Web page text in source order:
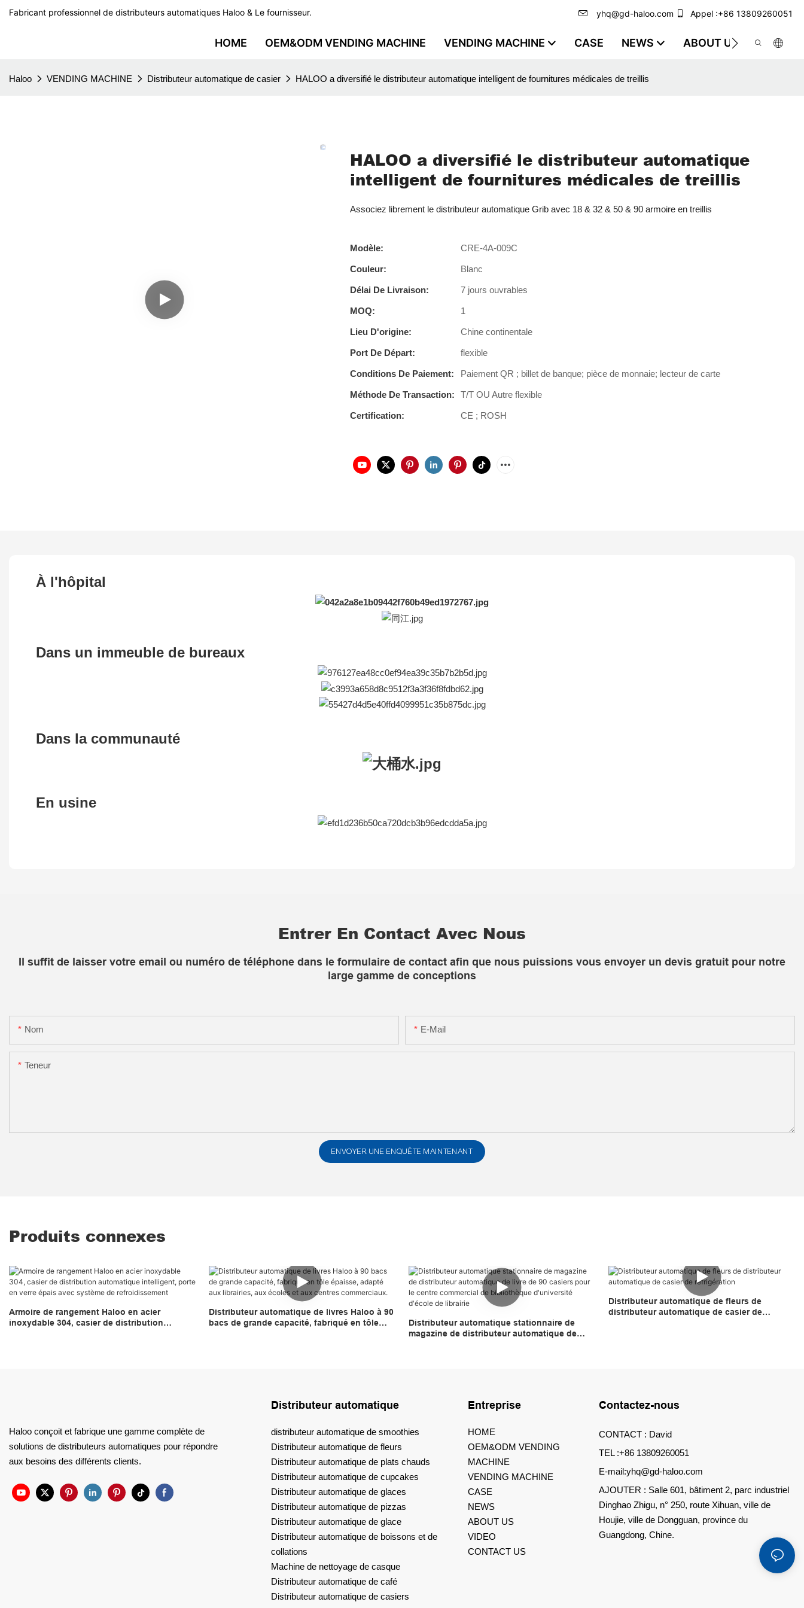
Fabricant professionnel de distributeurs automatiques Haloo & Le fournisseur. yhq@gd-haloo.com Appel :+86 13809260051
HOME OEM&ODM VENDING MACHINE VENDING MACHINE CASE NEWS ABOUT US VIDEO
Haloo VENDING MACHINE Distributeur automatique de casier HALOO a diversifié le distributeur automatique intelligent de fournitures médicales de treillis
HALOO a diversifié le distributeur automatique
intelligent de fournitures médicales de treillis
Associez librement le distributeur automatique Grib avec 18 & 32 & 50 & 90 armoire en treillis
Modèle: CRE-4A-009C
Couleur: Blanc
Délai De Livraison: 7 jours ouvrables
MOQ: 1
Lieu D'origine: Chine continentale
Port De Départ: flexible
Conditions De Paiement: Paiement QR ; billet de banque; pièce de monnaie; lecteur de carte
Méthode De Transaction: T/T OU Autre flexible
Certification: CE ; ROSH
À l'hôpital
Dans un immeuble de bureaux
Dans la communauté
En usine
Entrer En Contact Avec Nous
Il suffit de laisser votre email ou numéro de téléphone dans le formulaire de contact afin que nous puissions vous envoyer un devis gratuit pour notre
large gamme de conceptions
Nom E-Mail
Teneur
ENVOYER UNE ENQUÊTE MAINTENANT
Produits connexes
Armoire de rangement Haloo en acier
inoxydable 304, casier de distribution
Distributeur automatique de livres Haloo à 90
bacs de grande capacité, fabriqué en tôle
Distributeur automatique stationnaire de
magazine de distributeur automatique de
Distributeur automatique de fleurs de
distributeur automatique de casier de
Haloo conçoit et fabrique une gamme complète de
solutions de distributeurs automatiques pour répondre
aux besoins des différents clients.
Distributeur automatique
distributeur automatique de smoothies
Distributeur automatique de fleurs
Distributeur automatique de plats chauds
Distributeur automatique de cupcakes
Distributeur automatique de glaces
Distributeur automatique de pizzas
Distributeur automatique de glace
Distributeur automatique de boissons et de
collations
Machine de nettoyage de casque
Distributeur automatique de café
Distributeur automatique de casiers
Entreprise
HOME
OEM&ODM VENDING
MACHINE
VENDING MACHINE
CASE
NEWS
ABOUT US
VIDEO
CONTACT US
Contactez-nous
CONTACT : David
TEL :+86 13809260051
E-mail:yhq@gd-haloo.com
AJOUTER : Salle 601, bâtiment 2, parc industriel
Dinghao Zhigu, n° 250, route Xihuan, ville de
Houjie, ville de Dongguan, province du
Guangdong, Chine.